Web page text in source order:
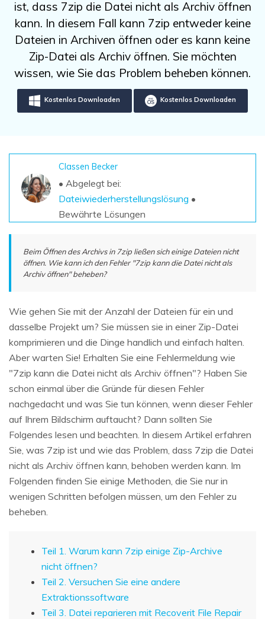
Unbegrenzte Daten vom Mac-System
wiederherstellen
Kostenlos Testen
Recoverit kostenlos
Verlorene/gel?schte Daten kostenlos
Kostenlos Testen
Weitere Produkte
UBackit - Datensicherung
Datenverlust-Szenarien
ALLE FUNKTIONEN ENTDECKEN
Aktuelles Thema
Sign In
search
ist, dass 7zip die Datei nicht als Archiv öffnen
kann. In diesem Fall kann 7zip entweder keine
Dateien in Archiven öffnen oder es kann keine
Zip-Datei als Archiv öffnen. Sie möchten
wissen, wie Sie das Problem beheben können.
Kostenlos Downloaden Kostenlos Downloaden
Classen Becker
• Abgelegt bei:
Dateiwiederherstellungslösung •
Bewährte Lösungen
Beim Öffnen des Archivs in 7zip ließen sich einige Dateien nicht
öffnen. Wie kann ich den Fehler "7zip kann die Datei nicht als
Archiv öffnen" beheben?
Wie gehen Sie mit der Anzahl der Dateien für ein und
dasselbe Projekt um? Sie müssen sie in einer Zip-Datei
komprimieren und die Dinge handlich und einfach halten.
Aber warten Sie! Erhalten Sie eine Fehlermeldung wie
"7zip kann die Datei nicht als Archiv öffnen"? Haben Sie
schon einmal über die Gründe für diesen Fehler
nachgedacht und was Sie tun können, wenn dieser Fehler
auf Ihrem Bildschirm auftaucht? Dann sollten Sie
Folgendes lesen und beachten. In diesem Artikel erfahren
Sie, was 7zip ist und wie das Problem, dass 7zip die Datei
nicht als Archiv öffnen kann, behoben werden kann. Im
Folgenden finden Sie einige Methoden, die Sie nur in
wenigen Schritten befolgen müssen, um den Fehler zu
beheben.
Teil 1. Warum kann 7zip einige Zip-Archive
nicht öffnen?
Teil 2. Versuchen Sie eine andere
Extraktionssoftware
Teil 3. Datei reparieren mit Recoverit File Repair